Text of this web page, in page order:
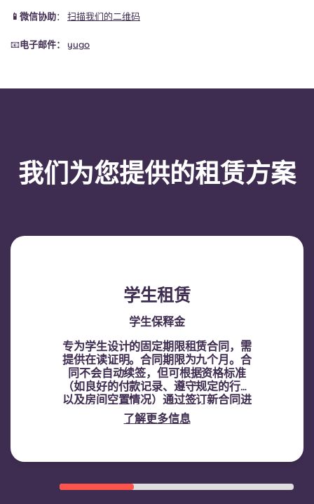
📱微信协助： 扫描我们的二维码
📧电子邮件： yugo
我们为您提供的租赁方案
学生租赁
学生保释金
专为学生设计的固定期限租赁合同，需
提供在读证明。合同期限为九个月。合
同不会自动续签，但可根据资格标准
（如良好的付款记录、遵守规定的行为
以及房间空置情况）通过签订新合同进
行续租。
了解更多信息